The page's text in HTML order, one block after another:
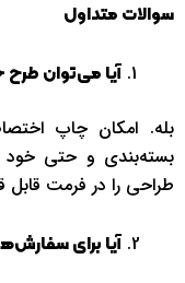
سوالات متداول
آیا می‌توان
بله. امکان چاپ
بسته‌بندی و حتی خود
طراحی را در فرمت قابل
آیا برای